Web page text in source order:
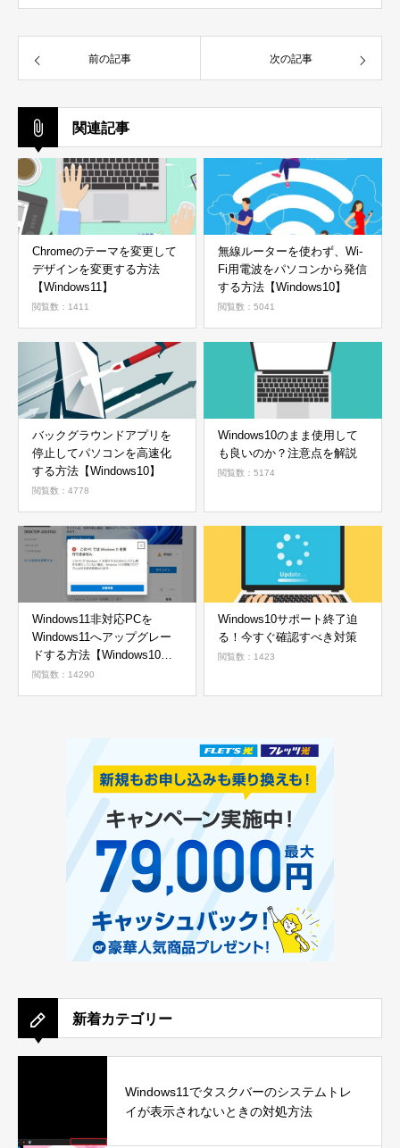
前の記事 次の記事
関連記事
Chromeのテーマを変更して
デザインを変更する方法
【Windows11】
閲覧数：1411
無線ルーターを使わず、Wi-
Fi用電波をパソコンから発信
する方法【Windows10】
閲覧数：5041
バックグラウンドアプリを
停止してパソコンを高速化
する方法【Windows10】
閲覧数：4778
Windows10のまま使用して
も良いのか？注意点を解説
閲覧数：5174
Windows11非対応PCを
Windows11へアップグレー
ドする方法【Windows10か
ら11へ】
閲覧数：14290
Windows10サポート終了迫
る！今すぐ確認すべき対策
閲覧数：1423
新着カテゴリー
Windows11でタスクバーのシステムトレ
イが表示されないときの対処方法